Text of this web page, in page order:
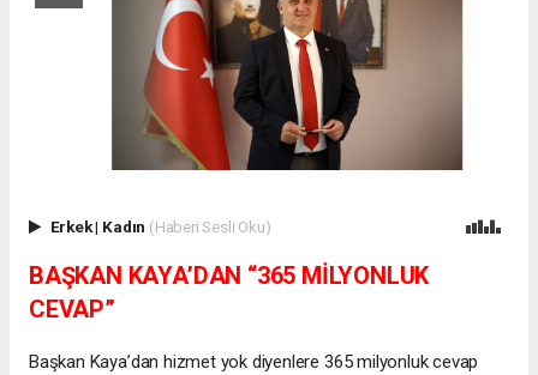
Erkek| Kadın (Haberi Sesli Oku)
BAŞKAN KAYA’DAN “365 MİLYONLUK
CEVAP”
Başkan Kaya’dan hizmet yok diyenlere 365 milyonluk cevap